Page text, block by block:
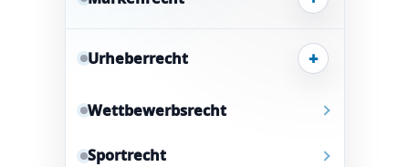
Urheberrecht +
Wettbewerbsrecht
Sportrecht